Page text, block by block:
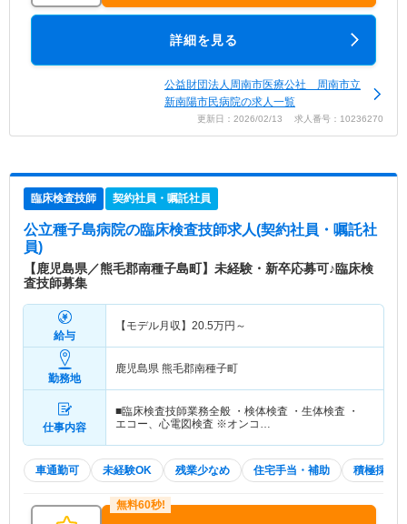
詳細を見る
公益財団法人周南市医療公社 周南市立
新南陽市民病院の求人一覧
更新日：2026/02/13 求人番号：10236270
臨床検査技師 契約社員・嘱託社員
公立種子島病院の臨床検査技師求人(契約社員・嘱託社
員)
【鹿児島県／熊毛郡南種子島町】未経験・新卒応募可♪臨床検
査技師募集
給与
【モデル月収】 20.5万円～
勤務地
鹿児島県 熊毛郡南種子町
仕事内容
■臨床検査技師業務全般 ・検体検査 ・生体検査 ・
エコー、心電図検査 ※オンコ…
車通勤可 未経験OK 残業少なめ 住宅手当・補助 積極採用中